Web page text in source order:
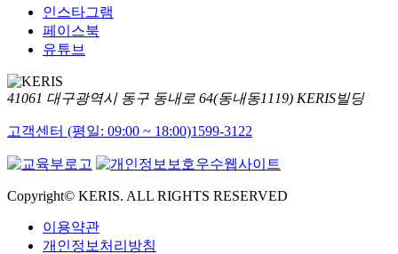
인스타그램
페이스북
유튜브
41061 대구광역시 동구 동내로 64(동내동1119) KERIS빌딩
고객센터 (평일: 09:00 ~ 18:00)1599-3122
Copyright© KERIS. ALL RIGHTS RESERVED
이용약관
개인정보처리방침